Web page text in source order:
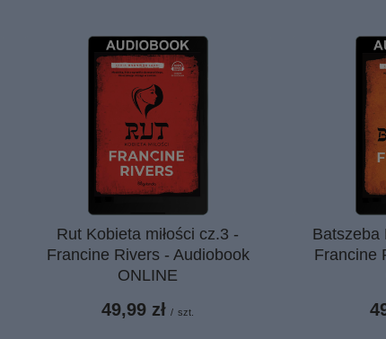
Rut Kobieta miłości cz.3 -
Francine Rivers - Audiobook
ONLINE
49,99 zł / szt.
Batszeba
Francine